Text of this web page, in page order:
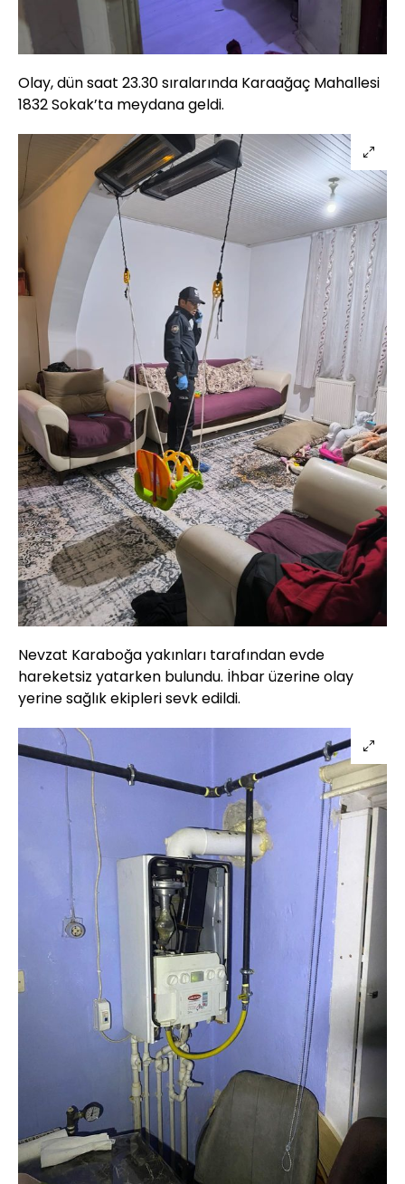
Olay, dün saat 23.30 sıralarında Karaağaç Mahallesi
1832 Sokak’ta meydana geldi.
Nevzat Karaboğa yakınları tarafından evde
hareketsiz yatarken bulundu. İhbar üzerine olay
yerine sağlık ekipleri sevk edildi.